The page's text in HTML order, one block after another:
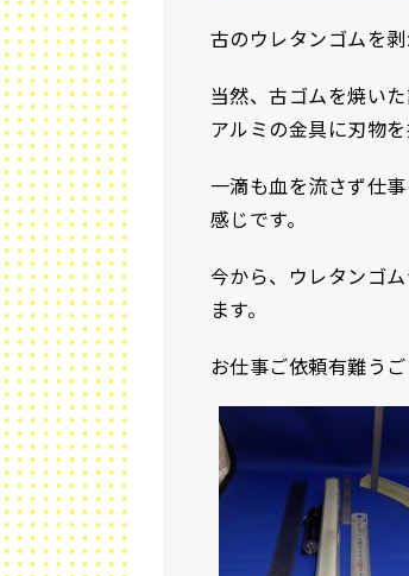
古のウレタンゴムを剥
当然、古ゴムを焼いた
アルミの金具に刃物
一滴も血を流さず仕
感じです。
今から、ウレタンゴ
ます。
お仕事ご依頼有難うご